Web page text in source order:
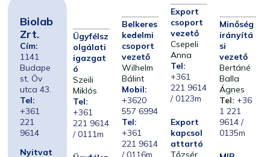
Biolab
Zrt.
Cím:
1141
Budape
st, Öv
utca 43.
Tel:
+361
221
9614
Nyitvat
Ügyfélsz
olgálati
igazgat
ó
Szeili
Miklós
Tel:
+361
221 9614
/ 0111m
Belkeres
kedelmi
csoport
vezető
Wilhelm
Bálint
Mobil:
+3620
557 6994
Tel:
+361
221 9614
Export
csoport
vezető
Csepeli
Anna
Tel:
+361
221 9614
/ 0123m
Export
kapcsol
attartó
Minőség
irányítá
si
vezető
Bertáné
Balla
Ágnes
Tel: +36
1 221
9614 /
0135m